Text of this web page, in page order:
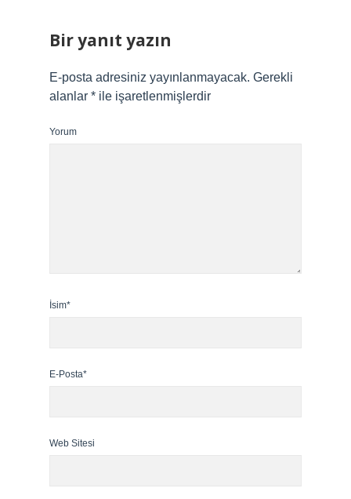
Bir yanıt yazın
E-posta adresiniz yayınlanmayacak. Gerekli
alanlar * ile işaretlenmişlerdir
Yorum
İsim*
E-Posta*
Web Sitesi